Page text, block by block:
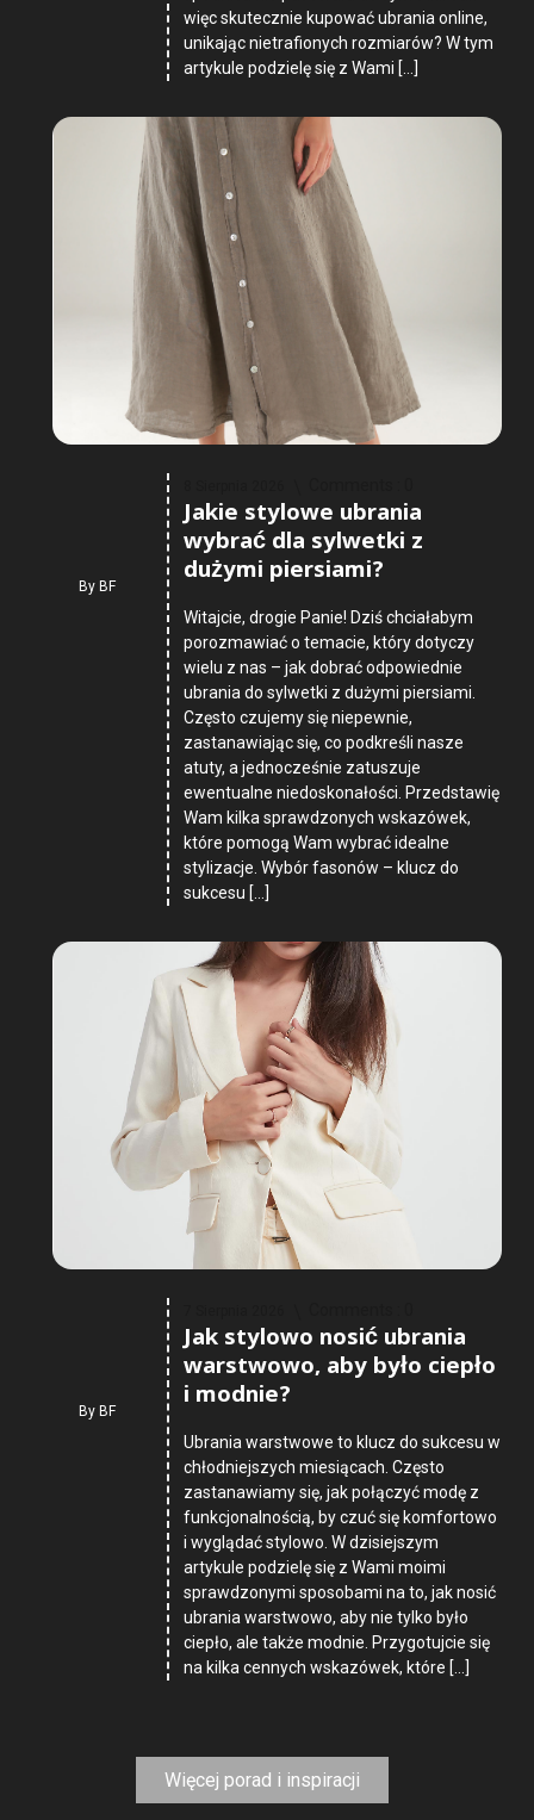
więc skutecznie kupować ubrania online,
unikając nietrafionych rozmiarów? W tym
artykule podzielę się z Wami […]
ByBF
Jakie stylowe ubrania
wybrać dla sylwetki z
dużymi piersiami?
Witajcie, drogie Panie! Dziś chciałabym
porozmawiać o temacie, który dotyczy
wielu z nas – jak dobrać odpowiednie
ubrania do sylwetki z dużymi piersiami.
Często czujemy się niepewnie,
zastanawiając się, co podkreśli nasze
atuty, a jednocześnie zatuszuje
ewentualne niedoskonałości. Przedstawię
Wam kilka sprawdzonych wskazówek,
które pomogą Wam wybrać idealne
stylizacje. Wybór fasonów – klucz do
sukcesu […]
ByBF
Jak stylowo nosić ubrania
warstwowo, aby było ciepło
i modnie?
Ubrania warstwowe to klucz do sukcesu w
chłodniejszych miesiącach. Często
zastanawiamy się, jak połączyć modę z
funkcjonalnością, by czuć się komfortowo
i wyglądać stylowo. W dzisiejszym
artykule podzielę się z Wami moimi
sprawdzonymi sposobami na to, jak nosić
ubrania warstwowo, aby nie tylko było
ciepło, ale także modnie. Przygotujcie się
na kilka cennych wskazówek, które […]
Więcej porad i inspiracji